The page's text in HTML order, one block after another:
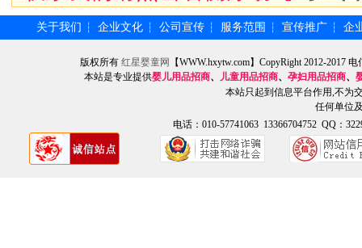
关于我们 ┆ 企业文化 ┆ 公司宣传 ┆ 服务范围 ┆ 宣传推广 ┆ 企
版权所有 红星婴童网
【WWW.hxytw.com】CopyRight 2012-2017
本站是专业提供婴儿用品招商、 儿童用品招商、 孕妇用品招商、
本站只起到信息平台作用,不为
任何单位
电话：010-57741063 13366704752 QQ：